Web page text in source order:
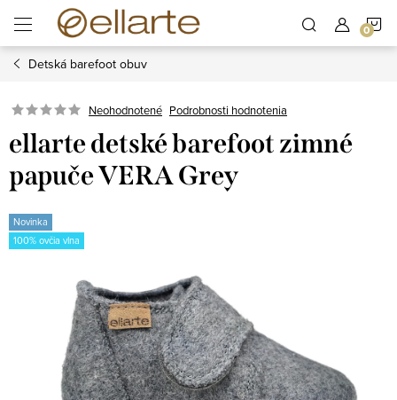
obsah
Detská barefoot obuv
Neohodnotené Podrobnosti hodnotenia
ellarte detské barefoot zimné
papuče VERA Grey
Novinka
100% ovčia vlna